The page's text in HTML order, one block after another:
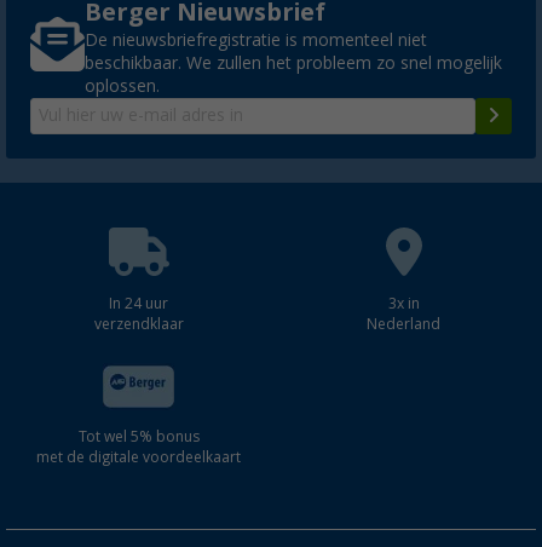
Berger Nieuwsbrief
De nieuwsbriefregistratie is momenteel niet
beschikbaar. We zullen het probleem zo snel mogelijk
oplossen.
In 24 uur
verzendklaar
3x in
Nederland
Tot wel 5% bonus
met de digitale voordeelkaart